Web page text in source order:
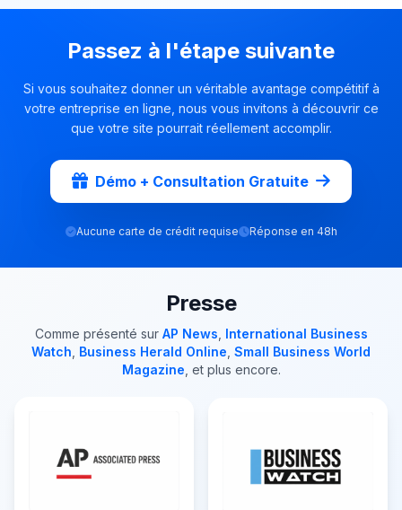
Passez à l'étape suivante
Si vous souhaitez donner un véritable avantage compétitif à
votre entreprise en ligne, nous vous invitons à découvrir ce
que votre site pourrait réellement accomplir.
Démo + Consultation Gratuite
Aucune carte de crédit requise Réponse en 48h
Presse
Comme présenté sur AP News International Business
Watch Business Herald Online Small Business World
Magazine , et plus encore.